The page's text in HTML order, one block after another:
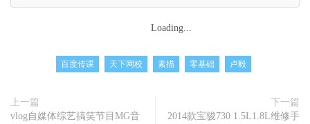
Loading...
百度传课 天下网校 素描 零基础 卢毅
上一篇
vlog自媒体综艺搞笑节目MG音
下一篇
2014款宝骏730 1.5L1.8L维修手